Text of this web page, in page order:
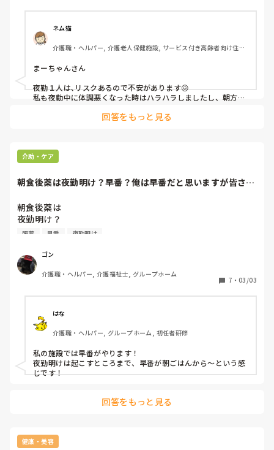
ネム猫
介護職・ヘルパー, 介護老人保健施設, サービス付き高齢者向け住宅,
まーちゃんさん
夜勤１人は､リスクあるので不安があります😖
私も夜勤中に体調悪くなった時はハラハラしましたし、朝方体
回答をもっと見る
介助・ケア
朝食後薬は夜勤明け？早番？俺は早番だと思いますが皆さん
朝食後薬は
夜勤明け？
早番？
皆さんはどう思いますか？
意見や感想お願いします
#グルーホーム
#服薬
服薬 早番 夜勤明け
ゴン
介護職・ヘルパー, 介護福祉士, グループホーム
7 ・ 03/03
はな
介護職・ヘルパー, グループホーム, 初任者研修
私の施設では早番がやります！
夜勤明けは起こすところまで、早番が朝ごはんから〜という感
じです！
回答をもっと見る
健康・美容